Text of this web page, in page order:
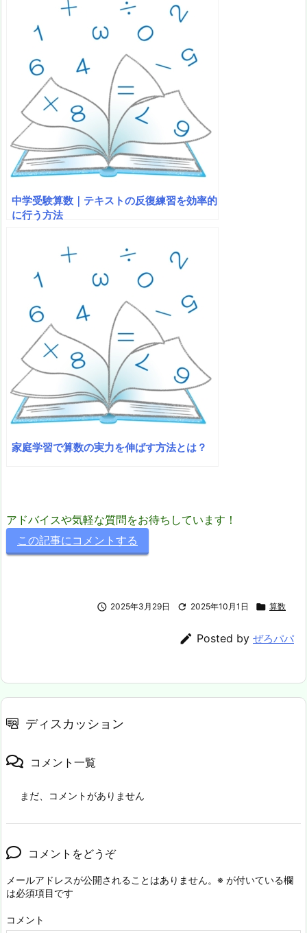
中学受験算数｜テキストの反復練習を効率的
に行う方法
家庭学習で算数の実力を伸ばす方法とは？
アドバイスや気軽な質問をお待ちしています！
この記事にコメントする
 2025年3月29日  2025年10月1日  算数
 Posted by ぜろパパ
ディスカッション
コメント一覧
まだ、コメントがありません
コメントをどうぞ
メールアドレスが公開されることはありません。 ※ が付いている欄
は必須項目です
コメント